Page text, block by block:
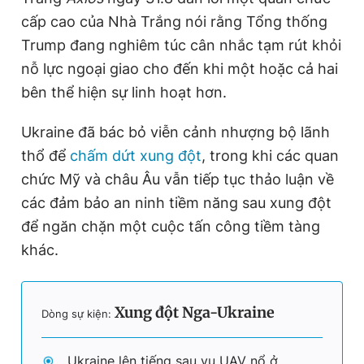
Tổng thư ký tòa soạn: Đức Trung
© 2003-2026 Bản quyền thuộc về Báo Thanh Niên. Cấm sao
chép dưới mọi hình thức nếu không có sự chấp thuận bằng văn
bản. Phát triển bởi ePi Technologies, JSC.
cấp cao của Nhà Trắng nói rằng Tổng thống
Trump đang nghiêm túc cân nhắc tạm rút khỏi
nỗ lực ngoại giao cho đến khi một hoặc cả hai
bên thể hiện sự linh hoạt hơn.
Ukraine đã bác bỏ viễn cảnh nhượng bộ lãnh
thổ để chấm dứt xung đột, trong khi các quan
chức Mỹ và châu Âu vẫn tiếp tục thảo luận về
các đảm bảo an ninh tiềm năng sau xung đột
để ngăn chặn một cuộc tấn công tiềm tàng
khác.
Dòng sự kiện: Xung đột Nga-Ukraine
Ukraine lên tiếng sau vụ UAV nổ ở